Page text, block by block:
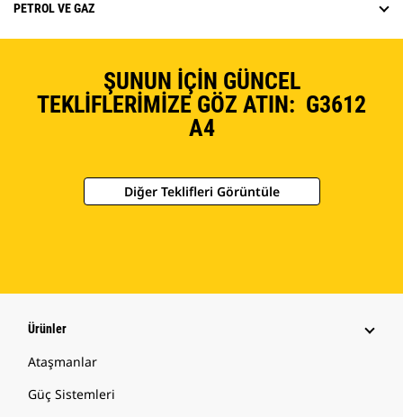
PETROL VE GAZ
ŞUNUN İÇIN GÜNCEL
TEKLIFLERIMIZE GÖZ ATIN: G3612
A4
Diğer Teklifleri Görüntüle
Ürünler
Ataşmanlar
Güç Sistemleri